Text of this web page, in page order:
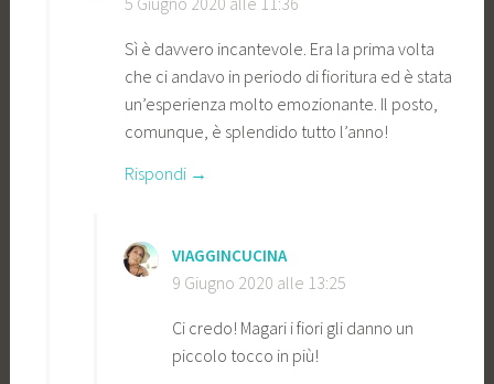
Sì è davvero incantevole. Era la prima volta
che ci andavo in periodo di fioritura ed è stata
un’esperienza molto emozionante. Il posto,
comunque, è splendido tutto l’anno!
Rispondi
VIAGGINCUCINA
9 Giugno 2020 alle 13:25
Ci credo! Magari i fiori gli danno un
piccolo tocco in più!